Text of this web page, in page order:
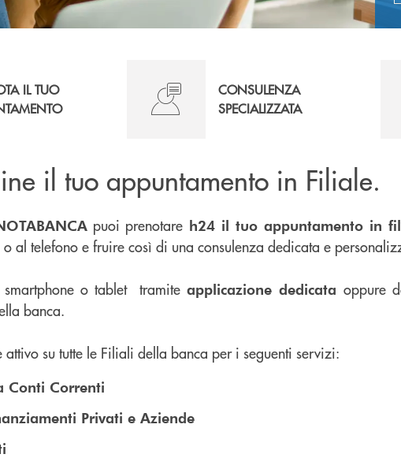
IL TUO
CONSULENZA
SPECIALIZZATA
il tuo appuntamento in Filiale.
puoi prenotare h24 il tuo appuntamento in
al telefono e fruire così di una consulenza dedicata e
o tablet tramiteapplicazione dedicata oppure
banca.
attivo su tutte le Filiali della banca per i seguenti servizi:
Conti Correnti
Privati e Aziende